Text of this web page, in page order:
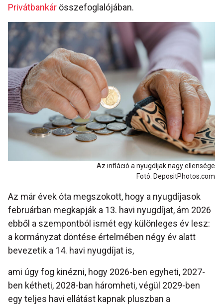
Privátbankár összefoglalójában.
Az infláció a nyugdíjak nagy ellensége
Fotó: DepositPhotos.com
Az már évek óta megszokott, hogy a nyugdíjasok
februárban megkapják a 13. havi nyugdíjat, ám 2026
ebből a szempontból ismét egy különleges év lesz:
a kormányzat döntése értelmében négy év alatt
bevezetik a 14. havi nyugdíjat is,
ami úgy fog kinézni, hogy 2026-ben egyheti, 2027-
ben kétheti, 2028-ban háromheti, végül 2029-ben
egy teljes havi ellátást kapnak pluszban a